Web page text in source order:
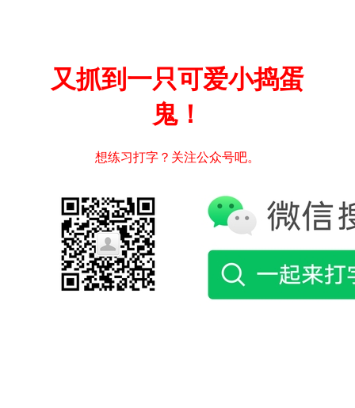
又抓到一只可爱小捣蛋
鬼！
想练习打字？关注公众号吧。